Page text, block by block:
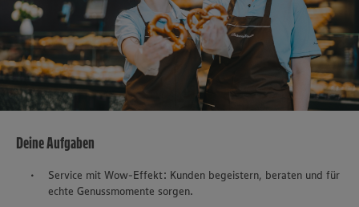
Deine Aufgaben
Service mit Wow-Effekt: Kunden begeistern, beraten und für
echte Genussmomente sorgen.